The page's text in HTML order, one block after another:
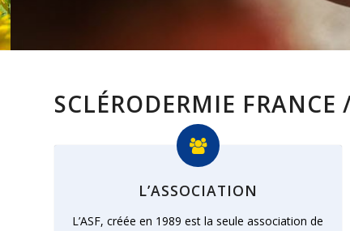
SCLÉRODERMIE
L’ASSOCIATION
L’ASF, créée en 1989 est la seule association de